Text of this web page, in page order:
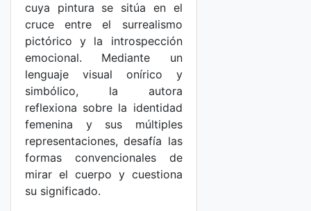
cuya pintura se sitúa en el
cruce entre el surrealismo
pictórico y la introspección
emocional. Mediante un
lenguaje visual onírico y
simbólico, la autora
reflexiona sobre la identidad
femenina y sus múltiples
representaciones, desafía las
formas convencionales de
mirar el cuerpo y cuestiona
su significado.